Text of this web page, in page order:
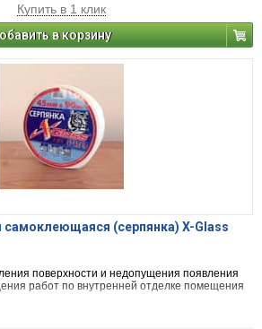
Купить в 1 клик
в корзину
самоклеющаяся (серпянка) X-Glass
поверхности и недопущения появления
работ по внутренней отделке помещения